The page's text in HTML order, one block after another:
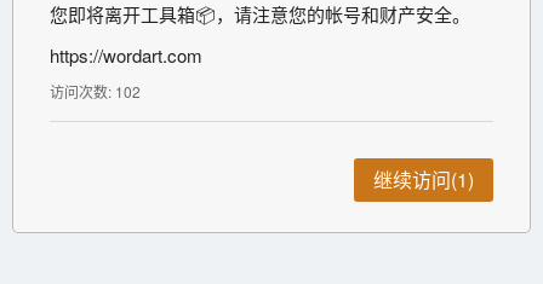
您即将离开工具箱📦，请注意您的帐号和财产安全。
https://wordart.com
访问次数: 102
继续访问(1)